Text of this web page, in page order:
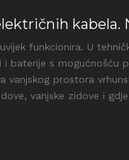
kabela.
funkcionira. U
baterije s mogućnošću
prostora
vanjske zidove i